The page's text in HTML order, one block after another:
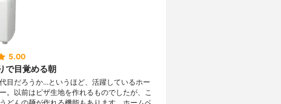
5.00
で目覚める朝
目だろうか…というほど、活躍しているホー
。以前はピザ生地を作れるものでしたが、こ